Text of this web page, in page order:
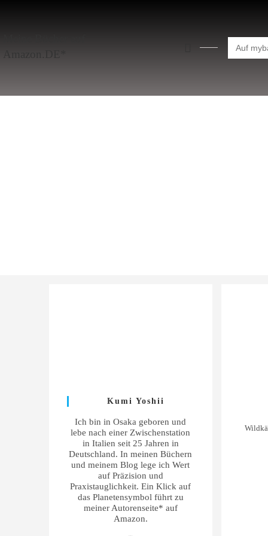
Search
for:
Kumi Yoshii
Ich bin in Osaka geboren und
lebe nach einer Zwischenstation
in Italien seit 25 Jahren in
Deutschland. In meinen Büchern
und meinem Blog lege ich Wert
auf Präzision und
Praxistauglichkeit. Ein Klick auf
das Planetensymbol führt zu
meiner Autorenseite* auf
Amazon.